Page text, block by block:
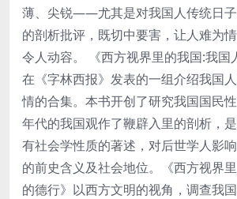
薄、尖锐——尤其是对我国人传统日
的剖析批评，既切中要害，让人难为
令人动容。 《西方视界里的我国:我国
在《字林西报》发表的一组介绍我国
情的合集。本书开创了研究我国国民
年代的我国观作了鞭辟入里的剖析，
有社会学性质的著述，对后世学人影
的前史含义及社会地位。《西方视界
的德行》以西方文明的视角，调查我